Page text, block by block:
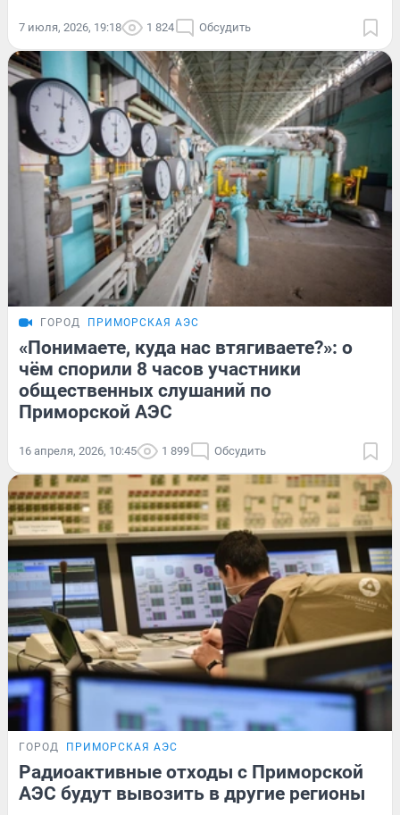
7 июля, 2026, 19:18 1 824 Обсудить
ГОРОД ПРИМОРСКАЯ АЭС
«Понимаете, куда нас втягиваете?»: о
чём спорили 8 часов участники
общественных слушаний по
Приморской АЭС
16 апреля, 2026, 10:45 1 899 Обсудить
ГОРОД ПРИМОРСКАЯ АЭС
Радиоактивные отходы с Приморской
АЭС будут вывозить в другие регионы